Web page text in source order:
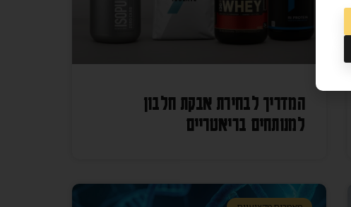
המדריך לבחירת אבקת חלבון
למנותחים בריאטריים